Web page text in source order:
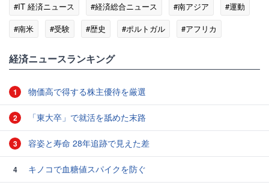
#IT 経済ニュース #経済総合ニュース #南アジア
#運動
#南米
#受験 #歴史 #ポルトガル
#アフリカ
経済ニュースランキング
1 物価高で得する株主優待を厳選
2 「東大卒」で就活を舐めた末路
3 容姿と寿命 28年追跡で見えた差
4 キノコで血糖値スパイクを防ぐ